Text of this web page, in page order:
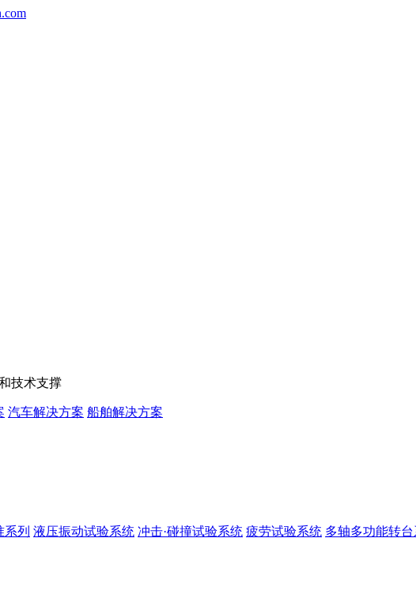
技术支撑
汽车解决方案 船舶解决方案
系列 液压振动试验系统 冲击·碰撞试验系统 疲劳试验系统 多轴多功能转